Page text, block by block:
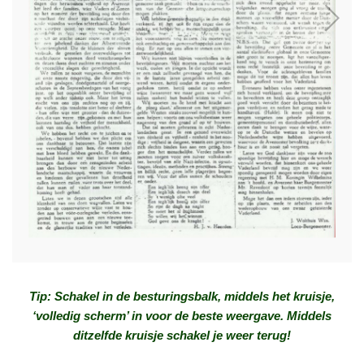
Loading PDF 100% ...
Tip: Schakel in de besturingsbalk, middels het kruisje,
‘volledig scherm’ in voor de beste weergave. Middels
ditzelfde kruisje schakel je weer terug!